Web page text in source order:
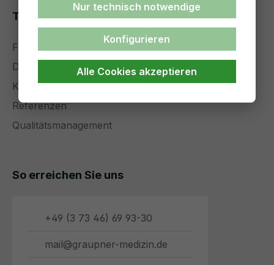
Themenseiten
Forschung und Entwicklung
Die Zukunft der Medizintechnik
Komplettservice
Referenzen
Qualitätsmanagement
So erreichen Sie uns
+49 (3 73 46) 69 93-30
mail@graupner-medizin.de
Nur technisch notwendige
Konfigurieren
Alle Cookies akzeptieren